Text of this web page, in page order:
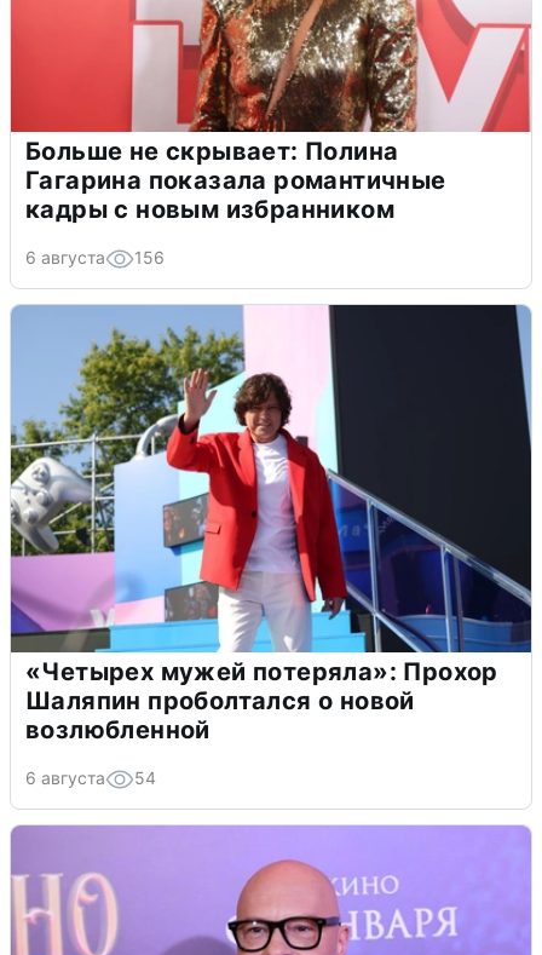
Больше не скрывает: Полина
Гагарина показала романтичные
кадры с новым избранником
6 августа 156
«Четырех мужей потеряла»: Прохор
Шаляпин проболтался о новой
возлюбленной
6 августа 54